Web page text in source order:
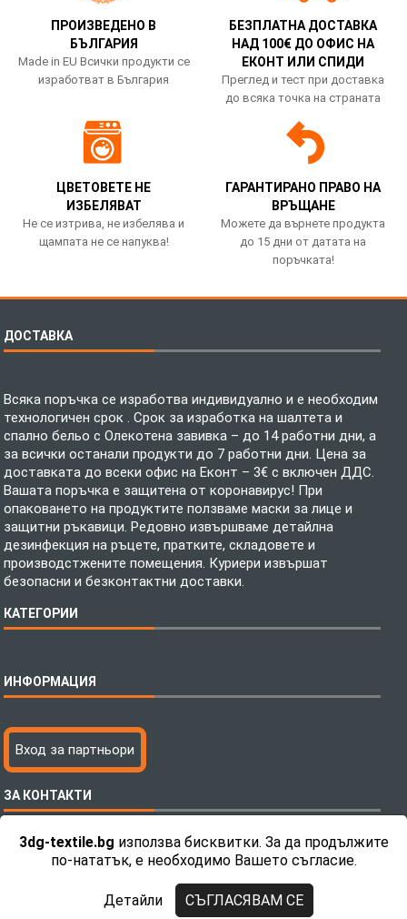
3dg-textile.bg използва бисквитки. За да продължите
по-нататък, е необходимо Вашето съгласие.
Детайли СЪГЛАСЯВАМ СЕ
ПРОИЗВЕДЕНО В
БЪЛГАРИЯ
Made in EU Всички продукти се
изработват в България
БЕЗПЛАТНА ДОСТАВКА
НАД 100€ ДО ОФИС НА
ЕКОНТ ИЛИ СПИДИ
Преглед и тест при доставка
до всяка точка на страната
ЦВЕТОВЕТЕ НЕ
ИЗБЕЛЯВАТ
Не се изтрива, не избелява и
щампата не се напуква!
ГАРАНТИРАНО ПРАВО НА
ВРЪЩАНЕ
Можете да върнете продукта
до 15 дни от датата на
поръчката!
ДОСТАВКА
Всяка поръчка се изработва индивидуално и е необходим
технологичен срок . Срок за изработка на шалтета и
спално бельо с Олекотена завивка – до 14 работни дни, а
за всички останали продукти до 7 работни дни. Цена за
доставката до всеки офис на Еконт – 3€ с включен ДДС.
Вашата поръчка е защитена от коронавирус! При
опаковането на продуктите ползваме маски за лице и
защитни ръкавици. Редовно извършваме детайлна
дезинфекция на ръцете, пратките, складовете и
производстжените помещения. Куриери извършат
безопасни и безконтактни доставки.
КАТЕГОРИИ
Бебешки спални комплекти
Тениски с пълноцветен печат
Хавлиени кърпи
Пончо за водни спортове
Микрофибърни Велурени Кърпи
Детски пончота
ИНФОРМАЦИЯ
Технология на печатане
Файлове за печат
Как да поръчам?
С какво сме различни?
Контакти
Политика за поверителност
Вход за партньори
ЗА КОНТАКТИ
Телефон:0892 26 04 34 / 0896 57 42 42